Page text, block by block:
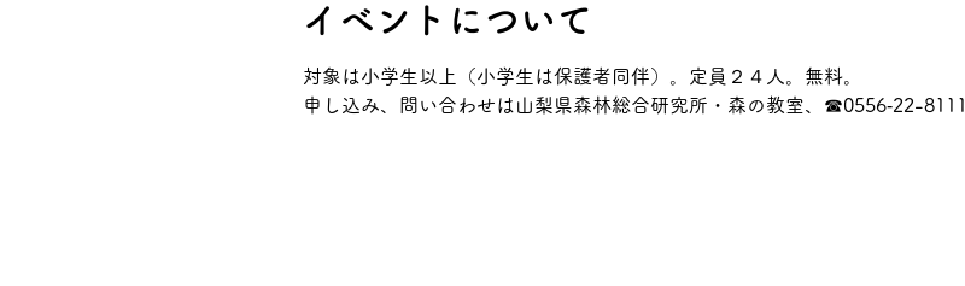
イベントについて
対象は小学生以上（小学生は保護者同伴）。定員２４人。無料。
申し込み、問い合わせは山梨県森林総合研究所・森の教室、☎0556‐22-8111